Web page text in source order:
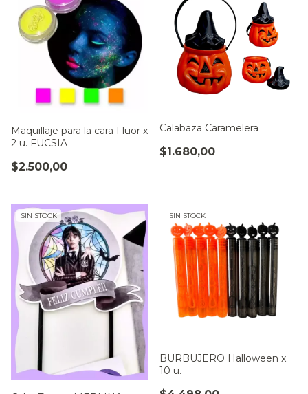
Maquillaje para la cara Fluor x
2 u. FUCSIA
$2.500,00
Calabaza Caramelera
$1.680,00
SIN STOCK SIN STOCK
BURBUJERO Halloween x
10 u.